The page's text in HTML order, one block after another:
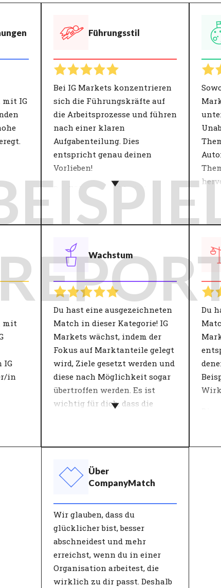
mit IG
es
Führungsstil
Bei IG Markets konzentrieren
sich die Führungskräfte auf
die Arbeitsprozesse und führen
nach einer klaren
Aufgabenteilung. Dies
entspricht genau deinen
Vorlieben!
Der Führungsstil hat einen
großen Einfluss auf die
Arbeitszufriedenheit und
Produktivität. Innerhalb von
Teams sorgt eine gute
Führungskraft für
Engagement, Vertrauen und
Zufriedenheit. Eine
Führungspersönlichkeit trägt
daher in hohem Maße zu den
Zielen der Organisation bei.
Nur mit angemessener
Leitung werden
Teammitglieder optimale
Leistungen erbringen und die
Möglichkeit haben, sich
weiterzuentwickeln.
mit
IG
in
Wachstum
Du hast eine ausgezeichneten
Match in dieser Kategorie! IG
Markets wächst, indem der
Fokus auf Marktanteile gelegt
wird, Ziele gesetzt werden und
diese nach Möglichkeit sogar
übertroffen werden. Es ist
wichtig für dich, dass die
Die Wachstumsstrategie der
Organisation beeinflusst die
Entwicklung der
Mitarbeitenden. Dies bestimmt
den Ansatz der Aktivitäten.
Schwerpunkte können
Zusammenarbeit, Innovation,
Ergebnisse und Prozesse sein.
Personen, die in Bezug auf die
Wachstumsstrategie gut zur
Du
Die
Über
CompanyMatch
Wir glauben, dass du
glücklicher bist, besser
abschneidest und mehr
erreichst, wenn du in einer
Organisation arbeitest, die
wirklich zu dir passt. Deshalb